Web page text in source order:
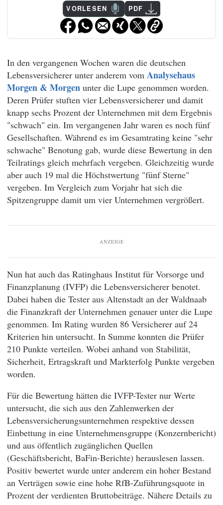
VORLESEN PDF
In den vergangenen Wochen waren die deutschen
Lebensversicherer unter anderem vom Analysehaus
Morgen & Morgen unter die Lupe genommen worden.
Deren Prüfer stuften vier Lebensversicherer und damit
knapp sechs Prozent der Unternehmen mit dem Ergebnis
"schwach" ein. Im vergangenen Jahr waren es noch fünf
Gesellschaften. Während es im Gesamtrating keine "sehr
schwache" Benotung gab, wurde diese Bewertung in den
Teilratings gleich mehrfach vergeben. Gleichzeitig wurde
aber auch 19 mal die Höchstwertung "fünf Sterne"
vergeben. Im Vergleich zum Vorjahr hat sich die
Spitzengruppe damit um vier Unternehmen vergrößert.
ANZEIGE
Nun hat auch das Ratinghaus Institut für Vorsorge und
Finanzplanung (IVFP) die Lebensversicherer benotet.
Dabei haben die Tester aus Altenstadt an der Waldnaab
die Finanzkraft der Unternehmen genauer unter die Lupe
genommen. Im Rating wurden 86 Versicherer auf 24
Kriterien hin untersucht. In Summe konnten die Prüfer
210 Punkte verteilen. Wobei anhand von Stabilität,
Sicherheit, Ertragskraft und Markterfolg Punkte vergeben
worden.
Für die Bewertung hätten die IVFP-Tester nur Werte
untersucht, die sich aus den Zahlenwerken der
Lebensversicherungsunternehmen respektive dessen
Einbettung in eine Unternehmensgruppe (Konzernbericht)
und aus öffentlich zugänglichen Quellen
(Geschäftsbericht, BaFin-Berichte) herauslesen lassen.
Positiv bewertet wurde unter anderem ein hoher Bestand
an Verträgen sowie eine hohe RfB-Zuführungsquote in
Prozent der verdienten Bruttobeiträge. Nähere Details zu